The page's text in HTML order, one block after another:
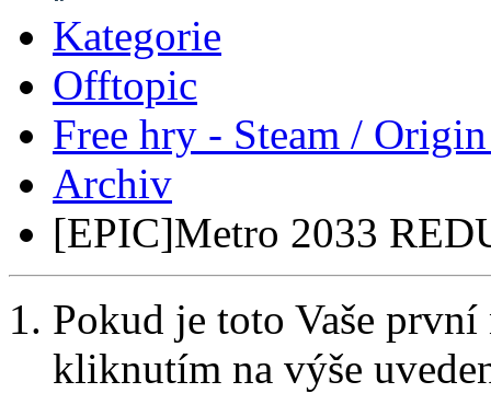
Kategorie
Offtopic
Free hry - Steam /
Archiv
[EPIC]Metro 2033
Pokud je toto Vaše
kliknutím na výše